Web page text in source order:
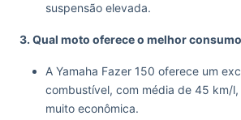
suspensão elevada.
3. Qual moto oferece o melhor
A Yamaha Fazer 150 oferece um
combustível, com média de 45 km/
muito econômica.